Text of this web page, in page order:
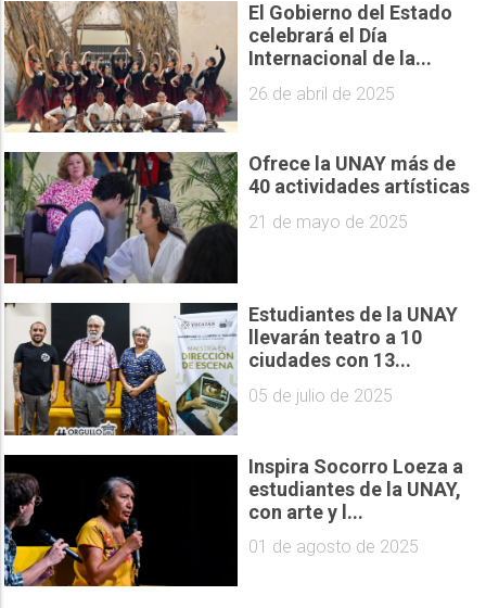
El Gobierno del Estado
celebrará el Día
Internacional de la...
26 de abril de 2025
Ofrece la UNAY más de
40 actividades artísticas
21 de mayo de 2025
Estudiantes de la UNAY
llevarán teatro a 10
ciudades con 13...
05 de julio de 2025
Inspira Socorro Loeza a
estudiantes de la UNAY,
con arte y l...
01 de agosto de 2025